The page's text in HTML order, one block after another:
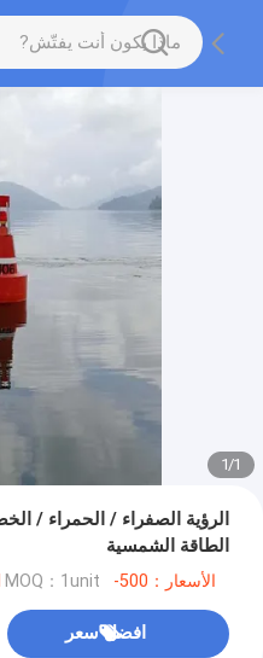
1
/
1
الرؤية الصفراء / الحمراء /
الطاقة الشمسية
الأسعار：500-1000usd MOQ：1unit
افضل سعر